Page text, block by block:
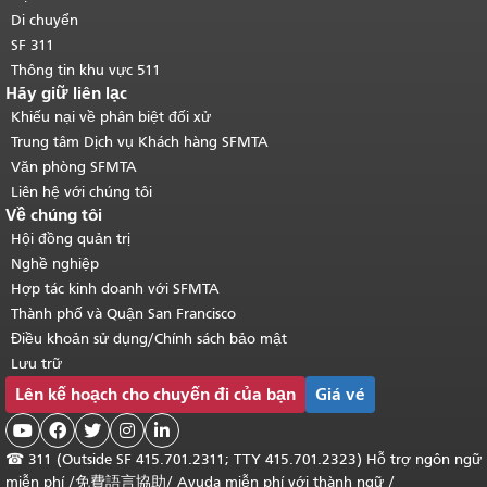
Di chuyển
SF 311
Thông tin khu vực 511
Hãy giữ liên lạc
Khiếu nại về phân biệt đối xử
Trung tâm Dịch vụ Khách hàng SFMTA
Văn phòng SFMTA
Liên hệ với chúng tôi
Về chúng tôi
Hội đồng quản trị
Nghề nghiệp
Hợp tác kinh doanh với SFMTA
Thành phố và Quận San Francisco
Điều khoản sử dụng/Chính sách bảo mật
Lưu trữ
Lên kế hoạch cho chuyến đi của bạn Giá vé
    
☎ 311 (Outside SF 415.701.2311; TTY 415.701.2323) Hỗ trợ ngôn ngữ
miễn phí /免費語言協助/ Ayuda miễn phí với thành ngữ /